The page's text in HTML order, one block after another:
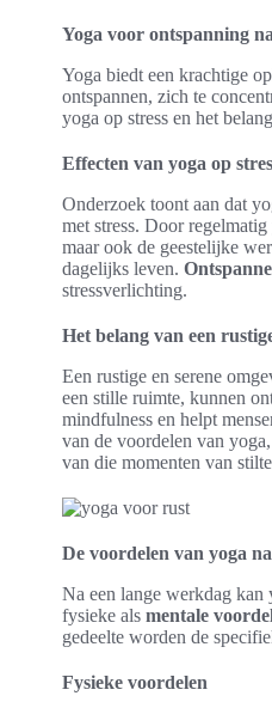
Yoga voor ontspanning
Yoga biedt een krachtige
ontspannen, zich te
yoga op stress en het
Effecten van yoga op
Onderzoek toont aan dat
met stress. Door regelmatig
maar ook de geestelijke
dagelijks leven.
stressverlichting.
Het belang van een
Een rustige en serene
een stille ruimte, kunnen
mindfulness en helpt
van de voordelen van
van die momenten van
De voordelen van yoga
Na een lange werkdag
fysieke als mentale
gedeelte worden de
Fysieke voordelen